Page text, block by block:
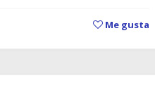
Me gusta